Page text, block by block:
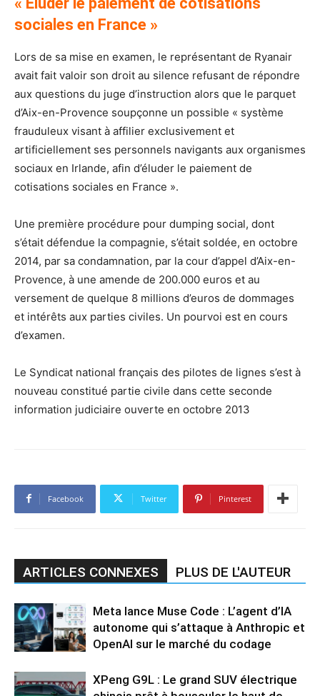
sociales en France »
Lors de sa mise en examen, le représentant de Ryanair
avait fait valoir son droit au silence refusant de répondre
aux questions du juge d’instruction alors que le parquet
d’Aix-en-Provence soupçonne un possible « système
frauduleux visant à affilier exclusivement et
artificiellement ses personnels navigants aux organismes
sociaux en Irlande, afin d’éluder le paiement de
cotisations sociales en France ».
Une première procédure pour dumping social, dont
s’était défendue la compagnie, s’était soldée, en octobre
2014, par sa condamnation, par la cour d’appel d’Aix-en-
Provence, à une amende de 200.000 euros et au
versement de quelque 8 millions d’euros de dommages
et intérêts aux parties civiles. Un pourvoi est en cours
d’examen.
Le Syndicat national français des pilotes de lignes s’est à
nouveau constitué partie civile dans cette seconde
information judiciaire ouverte en octobre 2013
Facebook Twitter Pinterest
ARTICLES CONNEXES PLUS DE L'AUTEUR
Meta lance Muse Code : L’agent d’IA
autonome qui s’attaque à Anthropic et
OpenAI sur le marché du codage
XPeng G9L : Le grand SUV électrique